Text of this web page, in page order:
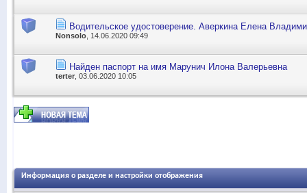
Водительское удостоверение. Аверкина Елена
Nonsolo , 14.06.2020 09:49
Найден паспорт на имя Марунич Илона Валерьевна
terter , 03.06.2020 10:05
Информация о разделе и настройки отображения